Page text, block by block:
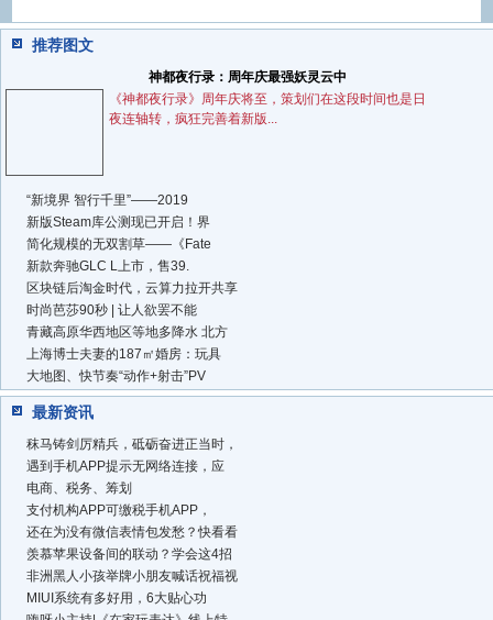
推荐图文
神都夜行录：周年庆最强妖灵云中
《神都夜行录》周年庆将至，策划们在这段时间也是日
夜连轴转，疯狂完善着新版...
“新境界 智行千里”——2019
新版Steam库公测现已开启！界
简化规模的无双割草——《Fate
新款奔驰GLC L上市，售39.
区块链后淘金时代，云算力拉开共享
时尚芭莎90秒 | 让人欲罢不能
青藏高原华西地区等地多降水 北方
上海博士夫妻的187㎡婚房：玩具
大地图、快节奏“动作+射击”PV
最新资讯
秣马铸剑厉精兵，砥砺奋进正当时，
遇到手机APP提示无网络连接，应
电商、税务、筹划
支付机构APP可缴税手机APP，
还在为没有微信表情包发愁？快看看
羡慕苹果设备间的联动？学会这4招
非洲黑人小孩举牌小朋友喊话祝福视
MIUI系统有多好用，6大贴心功